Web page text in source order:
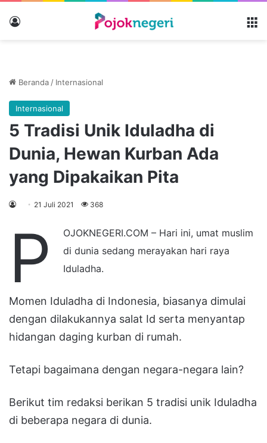
Beranda / Internasional
Internasional
5 Tradisi Unik Iduladha di
Dunia, Hewan Kurban Ada
yang Dipakaikan Pita
21 Juli 2021 368
P
OJOKNEGERI.COM – Hari ini, umat muslim
di dunia sedang merayakan hari raya
Iduladha.
Momen Iduladha di Indonesia, biasanya dimulai
dengan dilakukannya salat Id serta menyantap
hidangan daging kurban di rumah.
Tetapi bagaimana dengan negara-negara lain?
Berikut tim redaksi berikan 5 tradisi unik Iduladha
di beberapa negara di dunia.